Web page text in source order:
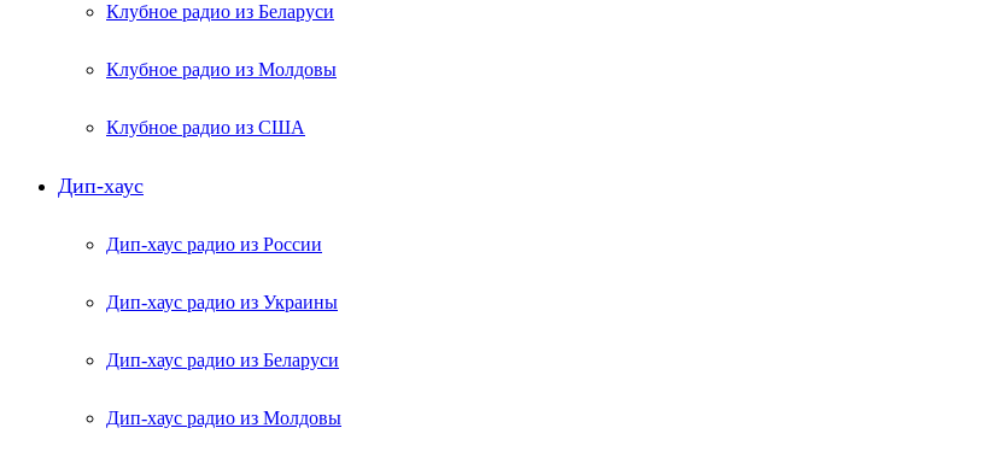
Клубное радио из Беларуси
Клубное радио из Молдовы
Клубное радио из США
Дип-хаус
Дип-хаус радио из России
Дип-хаус радио из Украины
Дип-хаус радио из Беларуси
Дип-хаус радио из Молдовы